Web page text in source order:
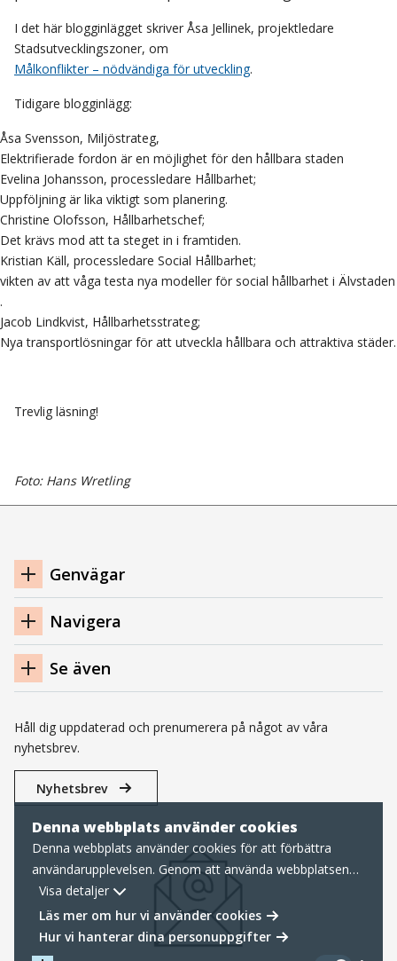
Denna webbplats använder cookies
Denna webbplats använder cookies för att förbättra
användarupplevelsen. Genom att använda webbplatsen
samtycker du till nödvändiga cookies, läs mer nedan om
hur vi hanterar cookies samt personuppgifter.
Visa detaljer
Läs mer om hur vi använder cookies
Hur vi hanterar dina personuppgifter
I det här blogginlägget skriver Åsa Jellinek, projektledare
Stadsutvecklingszoner, om
Målkonflikter – nödvändiga för utveckling.
Tidigare blogginlägg:
Åsa Svensson, Miljöstrateg,
Elektrifierade fordon är en möjlighet för den hållbara staden
Evelina Johansson, processledare Hållbarhet;
Uppföljning är lika viktigt som planering.
Christine Olofsson, Hållbarhetschef;
Det krävs mod att ta steget in i framtiden.
Kristian Käll, processledare Social Hållbarhet;
vikten av att våga testa nya modeller för social hållbarhet i Älvstaden
.
Jacob Lindkvist, Hållbarhetsstrateg;
Nya transportlösningar för att utveckla hållbara och attraktiva städer.
Trevlig läsning!
Foto: Hans Wretling
Navigation
sidfot
Genvägar
Navigera
Se även
Håll dig uppdaterad och prenumerera på något av våra
nyhetsbrev.
Nyhetsbrev